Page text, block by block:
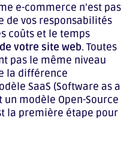
e-commerce n’est pas
de vos responsabilités
coûts et le temps
votre site web. Toutes
pas le même niveau
la différence
SaaS (Software as a
modèle Open-Source
la première étape pour